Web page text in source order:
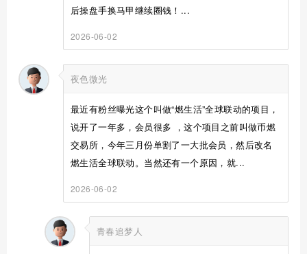
后操盘手换马甲继续圈钱！...
2026-06-02
夜色微光
最近有粉丝曝光这个叫做“燃生活”全球联动的项目，
说开了一年多，会员很多 ，这个项目之前叫做币燃
交易所，今年三月份单割了一大批会员，然后改名
燃生活全球联动。当然还有一个原因，就...
2026-06-02
青春追梦人